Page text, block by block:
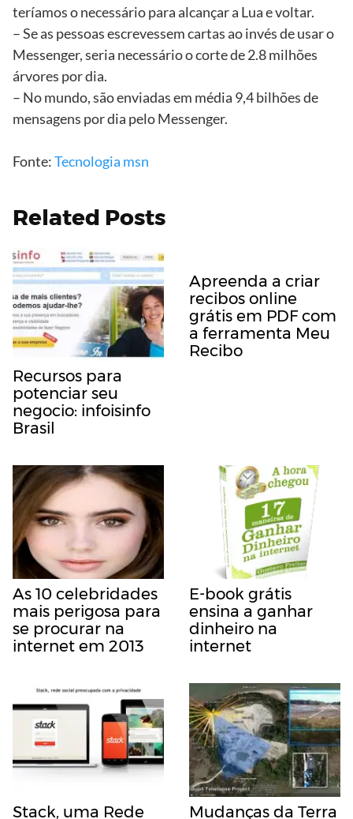
teríamos o necessário para alcançar a Lua e voltar.
– Se as pessoas escrevessem cartas ao invés de usar o
Messenger, seria necessário o corte de 2.8 milhões
árvores por dia.
– No mundo, são enviadas em média 9,4 bilhões de
mensagens por dia pelo Messenger.
Fonte:Tecnologia msn
Related Posts
Recursos para
potenciar seu
negocio: infoisinfo
Brasil
Apreenda a criar
recibos online
grátis em PDF com
a ferramenta Meu
Recibo
As 10 celebridades
mais perigosa para
se procurar na
internet em 2013
E-book grátis
ensina a ganhar
dinheiro na
internet
Stack, uma Rede Mudanças da Terra